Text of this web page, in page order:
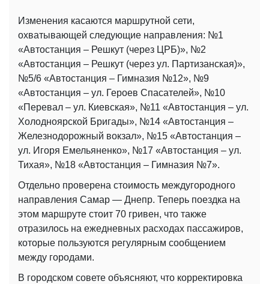
Изменения касаются маршрутной сети,
охватывающей следующие направления: №1
«Автостанция – Решкут (через ЦРБ)», №2
«Автостанция – Решкут (через ул. Партизанская)»,
№5/6 «Автостанция – Гимназия №12», №9
«Автостанция – ул. Героев Спасателей», №10
«Перевал – ул. Киевская», №11 «Автостанция – ул.
Холодноярской Бригады», №14 «Автостанция –
Железнодорожный вокзал», №15 «Автостанция –
ул. Игоря Емельяненко», №17 «Автостанция – ул.
Тихая», №18 «Автостанция – Гимназия №7».
Отдельно проверена стоимость междугородного
направления Самар — Днепр. Теперь поездка на
этом маршруте стоит 70 гривен, что также
отразилось на ежедневных расходах пассажиров,
которые пользуются регулярным сообщением
между городами.
В городском совете объясняют, что корректировка